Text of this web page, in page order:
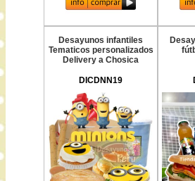
Desayunos infantiles
Tematicos personalizados
Delivery a Chosica
DICDNN19